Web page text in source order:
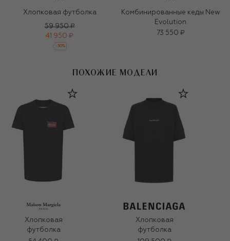
Хлопковая футболка
59 950 ₽
41 950 ₽
-30%
Комбинированные кеды New
Evolution
73 550 ₽
ПОХОЖИЕ МОДЕЛИ
Хлопковая
футболка
Хлопковая
футболка